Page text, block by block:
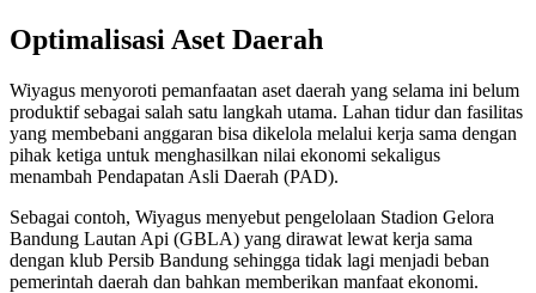
Optimalisasi Aset Daerah
Wiyagus menyoroti pemanfaatan aset daerah yang selama ini belum
produktif sebagai salah satu langkah utama. Lahan tidur dan fasilitas
yang membebani anggaran bisa dikelola melalui kerja sama dengan
pihak ketiga untuk menghasilkan nilai ekonomi sekaligus
menambah Pendapatan Asli Daerah (PAD).
Sebagai contoh, Wiyagus menyebut pengelolaan Stadion Gelora
Bandung Lautan Api (GBLA) yang dirawat lewat kerja sama
dengan klub Persib Bandung sehingga tidak lagi menjadi beban
pemerintah daerah dan bahkan memberikan manfaat ekonomi.